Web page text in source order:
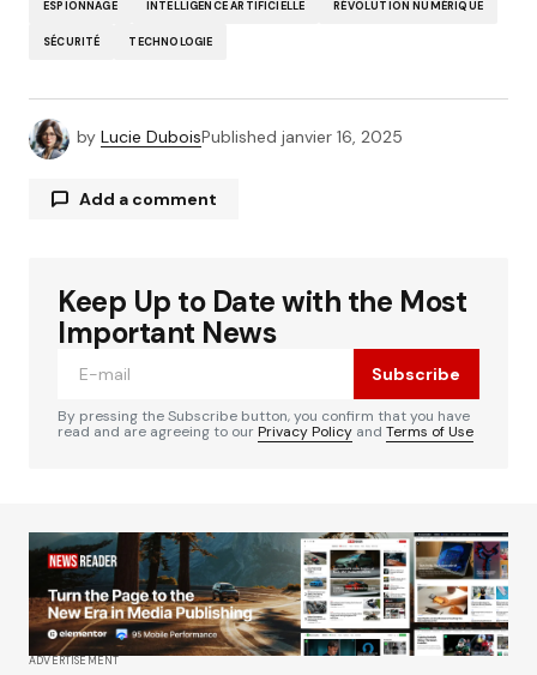
ESPIONNAGE INTELLIGENCE ARTIFICIELLE RÉVOLUTION NUMÉRIQUE
SÉCURITÉ TECHNOLOGIE
by Lucie DuboisPublished janvier 16, 2025
Add a comment
Votre adresse e-mail ne sera pas publiée. Les
champs obligatoires sont indiqués avec
Your Name*
Your E-mail*
Alternative:
Keep Up to Date with the Most
Important News
Subscribe
By pressing the Subscribe button, you confirm that you have
read and are agreeing to ourPrivacy Policy and Terms of Use
ADVERTISEMENT